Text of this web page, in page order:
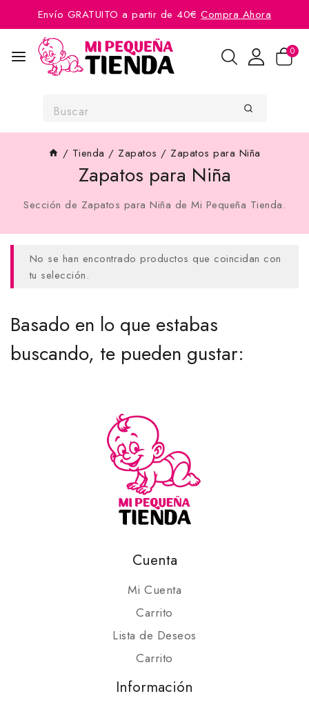
Envío GRATUITO a partir de 40€Compra Ahora
0
/ Tienda / Zapatos / Zapatos para Niña
Zapatos para Niña
Sección de Zapatos para Niña de Mi Pequeña Tienda.
No se han encontrado productos que coincidan con
tu selección.
Basado en lo que estabas
buscando, te pueden gustar:
Cuenta
Mi Cuenta
Carrito
Lista de Deseos
Carrito
Información